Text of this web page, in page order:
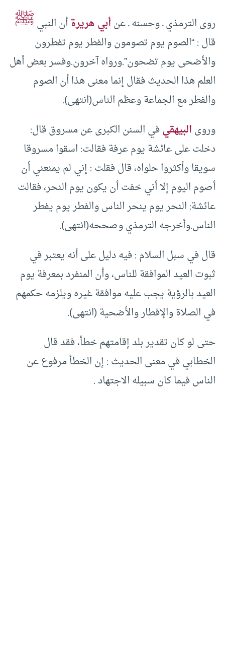
روى الترمذي ـ وحسنه ـ عنأبي هريرةأن النبيﷺ
قال : “الصوم يوم تصومون والفطر يوم تفطرون
والأضحى يوم تضحون”.ورواه آخرون.وفسر بعض أهل
العلم هذا الحديث فقال إنما معنى هذا أن الصوم
والفطر مع الجماعة وعظم الناس(انتهى).
وروىالبيهقيفي السنن الكبرى عن مسروق قال:
دخلت على عائشة يوم عرفة فقالت: اسقوا مسروقا
سويقا وأكثروا حلواه، قال فقلت : إني لم يمنعني أن
أصوم اليوم إلا أني خفت أن يكون يوم النحر، فقالت
عائشة: النحر يوم ينحر الناس والفطر يوم يفطر
الناس.وأخرجه الترمذي وصححه(انتهى).
قال في سبل السلام : فيه دليل على أنه يعتبر في
ثبوت العيد الموافقة للناس، وأن المنفرد بمعرفة يوم
العيد بالرؤية يجب عليه موافقة غيره ويلزمه حكمهم
في الصلاة والإفطار والأضحية (انتهى).
حتى لو كان تقدير بلد إقامتهم خطأ، فقد قال
الخطابي في معنى الحديث : إن الخطأ مرفوع عن
الناس فيما كان سبيله الاجتهاد .